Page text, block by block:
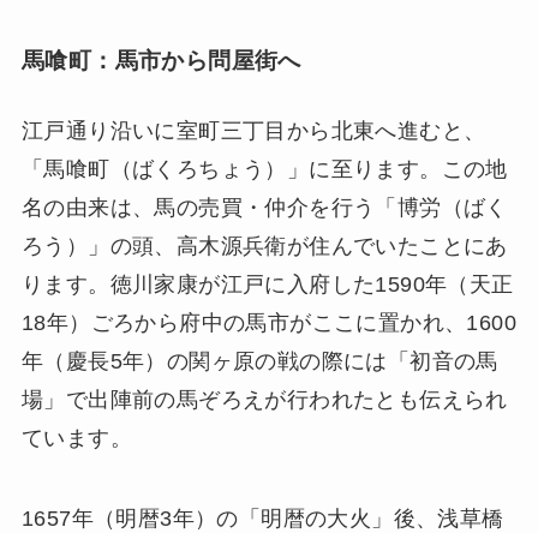
馬喰町：馬市から問屋街へ
江戸通り沿いに室町三丁目から北東へ進むと、
「馬喰町（ばくろちょう）」に至ります。この地
名の由来は、馬の売買・仲介を行う「博労（ばく
ろう）」の頭、高木源兵衛が住んでいたことにあ
ります。徳川家康が江戸に入府した1590年（天正
18年）ごろから府中の馬市がここに置かれ、1600
年（慶長5年）の関ヶ原の戦の際には「初音の馬
場」で出陣前の馬ぞろえが行われたとも伝えられ
ています。
1657年（明暦3年）の「明暦の大火」後、浅草橋